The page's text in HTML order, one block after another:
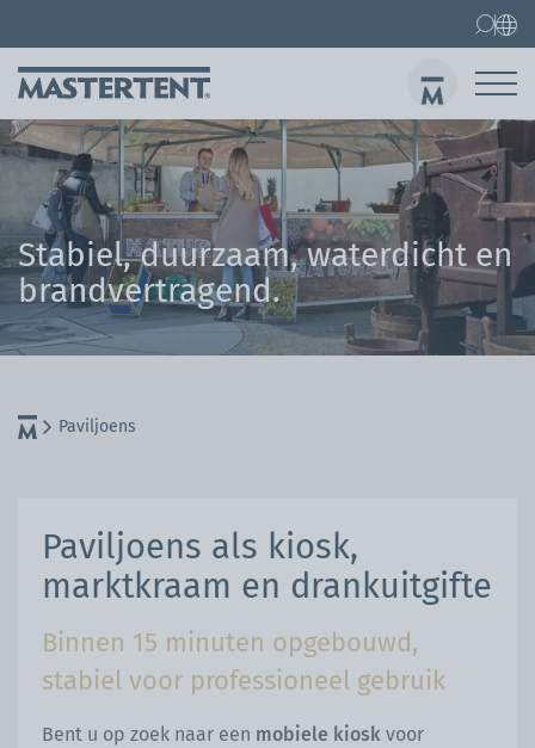
Stabiel, duurzaam, waterdicht en
brandvertragend.
Paviljoens
Paviljoens als kiosk,
marktkraam en drankuitgifte
Binnen 15 minuten opgebouwd,
stabiel voor professioneel gebruik
Bent u op zoek naar een mobiele kiosk voor
Contact FAQ
Easy up tent 3x3 m